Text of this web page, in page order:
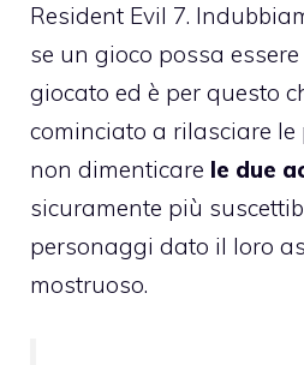
Resident Evil 7.
se un gioco possa essere
giocato ed è per questo
cominciato a rilasciare le
non dimenticare le due
sicuramente più
personaggi dato il loro
mostruoso.